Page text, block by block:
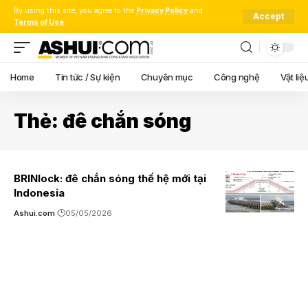
By using this site, you agree to the Privacy Policy and
Terms of Use.
Accept
Home Tin tức / Sự kiện Chuyên mục Công nghệ Vật
Thẻ: đê chắn sóng
BRINlock: đê chắn sóng thế hệ mới tại
Indonesia
Ashui.com 05/05/2026